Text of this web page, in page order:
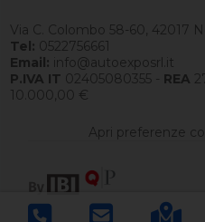
Via C. Colombo 58-60, 42017
Tel: 0522756661
Email: info@autoexposrl.it
P.IVA IT 02405080355 - REA
10.000,00 €
Apri preferenze